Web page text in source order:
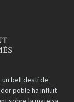
un bell destí de
poble ha influït